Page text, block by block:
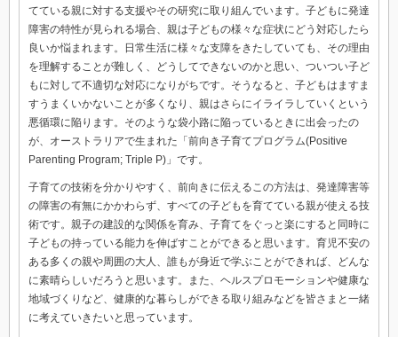
てている親に対する支援やその研究に取り組んでいます。子どもに発達
障害の特性が見られる場合、親は子どもの様々な症状にどう対応したら
良いか悩まれます。日常生活に様々な支障をきたしていても、その理由
を理解することが難しく、どうしてできないのかと思い、ついつい子ど
もに対して不適切な対応になりがちです。そうなると、子どもはますま
すうまくいかないことが多くなり、親はさらにイライラしていくという
悪循環に陥ります。そのような袋小路に陥っているときに出会ったの
が、オーストラリアで生まれた「前向き子育てプログラム(Positive
Parenting Program; Triple P)」です。
子育ての技術を分かりやすく、前向きに伝えるこの方法は、発達障害等
の障害の有無にかかわらず、すべての子どもを育てている親が使える技
術です。親子の建設的な関係を育み、子育てをぐっと楽にすると同時に
子どもの持っている能力を伸ばすことができると思います。育児不安の
ある多くの親や周囲の大人、誰もが身近で学ぶことができれば、どんな
に素晴らしいだろうと思います。また、ヘルスプロモーションや健康な
地域づくりなど、健康的な暮らしができる取り組みなどを皆さまと一緒
に考えていきたいと思っています。